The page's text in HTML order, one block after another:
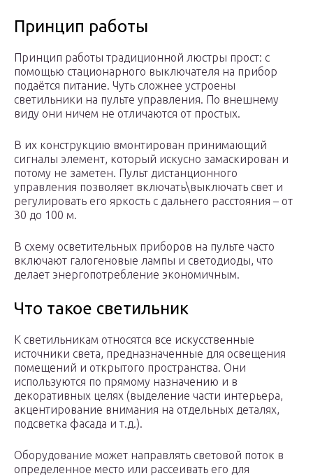
Принцип работы
Принцип работы традиционной люстры прост: с
помощью стационарного выключателя на прибор
подаётся питание. Чуть сложнее устроены
светильники на пульте управления. По внешнему
виду они ничем не отличаются от простых.
В их конструкцию вмонтирован принимающий
сигналы элемент, который искусно замаскирован и
потому не заметен. Пульт дистанционного
управления позволяет включать\выключать свет и
регулировать его яркость с дальнего расстояния – от
30 до 100 м.
В схему осветительных приборов на пульте часто
включают галогеновые лампы и светодиоды, что
делает энергопотребление экономичным.
Что такое светильник
К светильникам относятся все искусственные
источники света, предназначенные для освещения
помещений и открытого пространства. Они
используются по прямому назначению и в
декоративных целях (выделение части интерьера,
акцентирование внимания на отдельных деталях,
подсветка фасада и т.д.).
Оборудование может направлять световой поток в
определенное место или рассеивать его для